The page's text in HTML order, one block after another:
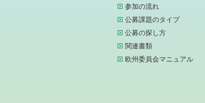
参加の流れ
公募課題のタイプ
公募の探し方
関連書類
欧州委員会マニュアル